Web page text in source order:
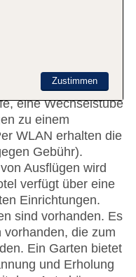
auf 12
sind. Das
Rezeption im
beim Ein- und
wie eine
eine Wechselstube
zu einem
WLAN erhalten die
Gebühr).
Ausflügen wird
verfügt über eine
Einrichtungen.
sind vorhanden. Es
die zum
Ein Garten bietet
und Erholung
Zustimmen